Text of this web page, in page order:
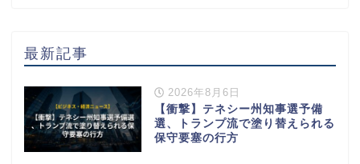
最新記事
2026年8月6日
【衝撃】テネシー州知事選予備
選、トランプ流で塗り替えられる
保守要塞の行方